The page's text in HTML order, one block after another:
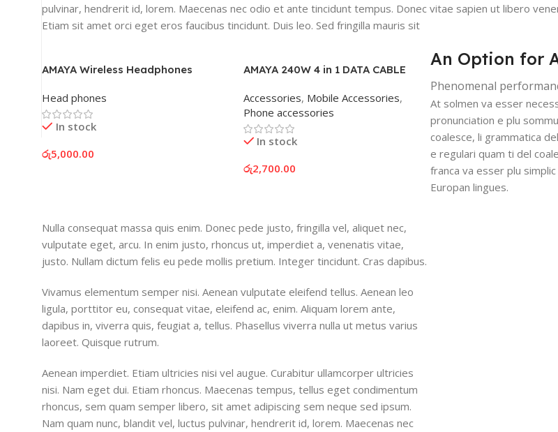
pulvinar, hendrerit id, lorem. Maecenas nec odio et ante tincidunt tempus. Donec vitae sapien ut libero
Etiam sit amet orci eget eros faucibus tincidunt. Duis leo. Sed fringilla mauris sit
AMAYA Wireless Headphones
Head phones
In stock
රු5,000.00
AMAYA 240W 4 in 1 DATA CABLE
Accessories, Mobile Accessories,
Phone accessories
In stock
රු2,700.00
An Option for
Phenomenal
At solmen va esser
pronunciation e plu
coalesce, li grammatica
e regulari quam ti del
franca va esser plu
Europan lingues.
Nulla consequat massa quis enim. Donec pede justo, fringilla vel, aliquet nec,
vulputate eget, arcu. In enim justo, rhoncus ut, imperdiet a, venenatis vitae,
justo. Nullam dictum felis eu pede mollis pretium. Integer tincidunt. Cras dapibus.
Vivamus elementum semper nisi. Aenean vulputate eleifend tellus. Aenean leo
ligula, porttitor eu, consequat vitae, eleifend ac, enim. Aliquam lorem ante,
dapibus in, viverra quis, feugiat a, tellus. Phasellus viverra nulla ut metus varius
laoreet. Quisque rutrum.
Aenean imperdiet. Etiam ultricies nisi vel augue. Curabitur ullamcorper ultricies
nisi. Nam eget dui. Etiam rhoncus. Maecenas tempus, tellus eget condimentum
rhoncus, sem quam semper libero, sit amet adipiscing sem neque sed ipsum.
Nam quam nunc, blandit vel, luctus pulvinar, hendrerit id, lorem. Maecenas nec